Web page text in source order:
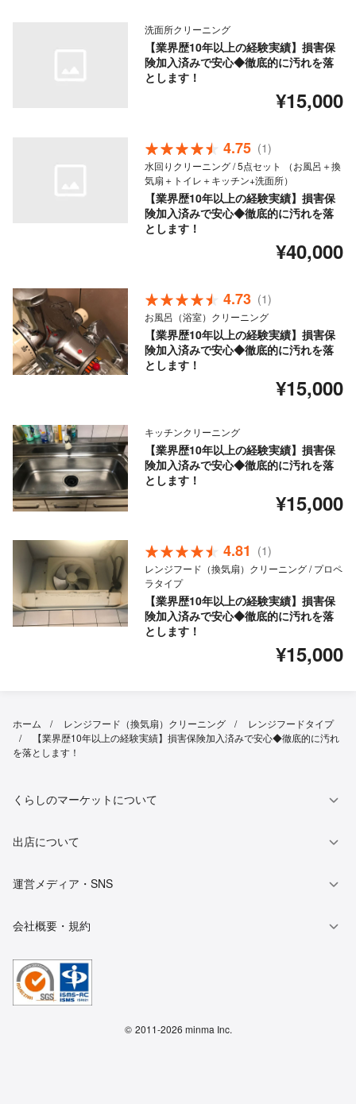
洗面所クリーニング
【業界歴10年以上の経験実績】損害保
険加入済みで安心◆徹底的に汚れを落
とします！
¥15,000
4.75 (1)
水回りクリーニング / 5点セット （お風呂＋換
気扇＋トイレ＋キッチン+洗面所）
【業界歴10年以上の経験実績】損害保
険加入済みで安心◆徹底的に汚れを落
とします！
¥40,000
4.73 (1)
お風呂（浴室）クリーニング
【業界歴10年以上の経験実績】損害保
険加入済みで安心◆徹底的に汚れを落
とします！
¥15,000
キッチンクリーニング
【業界歴10年以上の経験実績】損害保
険加入済みで安心◆徹底的に汚れを落
とします！
¥15,000
4.81 (1)
レンジフード（換気扇）クリーニング / プロペ
ラタイプ
【業界歴10年以上の経験実績】損害保
険加入済みで安心◆徹底的に汚れを落
とします！
¥15,000
ホーム レンジフード（換気扇）クリーニング
レンジフードタイプ
【業界歴10年以上の経験実績】損害保険加入済みで安心◆徹底的に汚れ
を落とします！
くらしのマーケットについて
出店について
運営メディア・SNS
会社概要・規約
© 2011-2026 minma Inc.